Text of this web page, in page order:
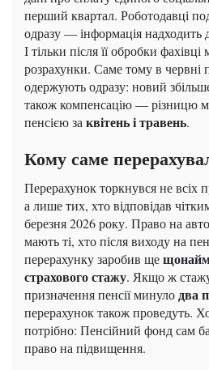
перший квартал. Роботодавці
одразу — інформація
І тільки після її обробки
розрахунки. Саме тому в червні
одержують одразу: новий
також компенсацію — різницю
пенсією заквітень і травень.
Кому саме
Перерахунок торкнувся не всіх
а лише тих, хто відповідав
березня 2026 року. Право на
мають ті, хто після виходу на
перерахунку заробив ще
страхового стажу. Якщо ж
призначення пенсії минулодва
перерахунок також проведуть.
потрібно: Пенсійний фонд сам
право на підвищення.